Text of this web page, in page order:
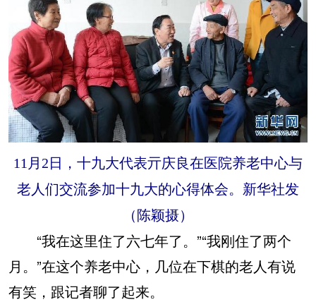
11月2日，十九大代表亓庆良在医院养老中心与
老人们交流参加十九大的心得体会。新华社发
（陈颖摄）
“我在这里住了六七年了。”“我刚住了两个
月。”在这个养老中心，几位在下棋的老人有说
有笑，跟记者聊了起来。